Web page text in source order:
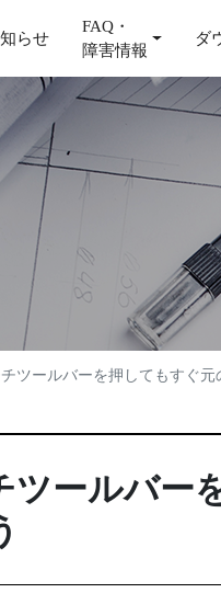
らせ
FAQ・
障害情報
ダ
ツールバーを押してもすぐ元
ツールバー